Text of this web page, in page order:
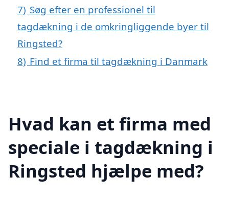
7) Søg efter en professionel til
tagdækning i de omkringliggende byer til
Ringsted?
8) Find et firma til tagdækning i Danmark
Hvad kan et firma med
speciale i tagdækning i
Ringsted hjælpe med?